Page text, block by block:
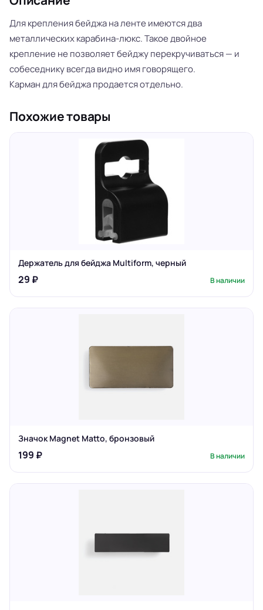
Для крепления бейджа на ленте имеются два
металлических карабина-люкс. Такое двойное
крепление не позволяет бейджу перекручиваться — и
собеседнику всегда видно имя говорящего.
Карман для бейджа продается отдельно.
Похожие товары
Держатель для бейджа Multiform, черный
29 ₽ В наличии
Значок Magnet Matto, бронзовый
199 ₽ В наличии